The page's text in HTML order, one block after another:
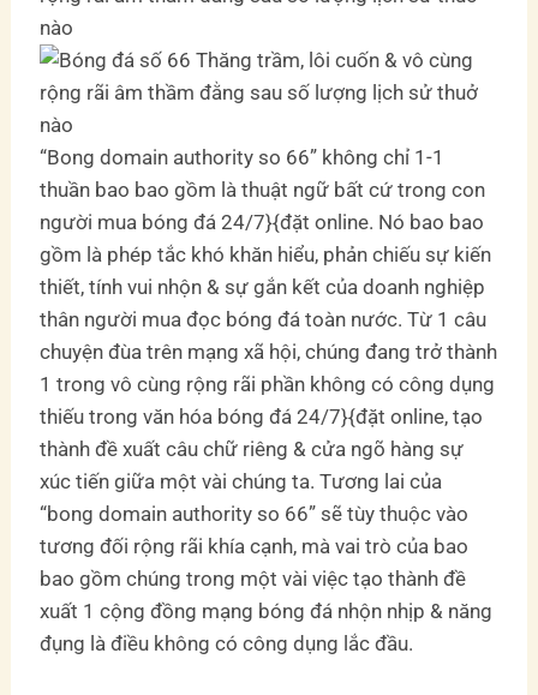
“Bong domain authority so 66” không chỉ 1-1
thuần bao bao gồm là thuật ngữ bất cứ trong con
người mua bóng đá 24/7}{đặt online. Nó bao bao
gồm là phép tắc khó khăn hiểu, phản chiếu sự kiến
thiết, tính vui nhộn & sự gắn kết của doanh nghiệp
thân người mua đọc bóng đá toàn nước. Từ 1 câu
chuyện đùa trên mạng xã hội, chúng đang trở thành
1 trong vô cùng rộng rãi phần không có công dụng
thiếu trong văn hóa bóng đá 24/7}{đặt online, tạo
thành đề xuất câu chữ riêng & cửa ngõ hàng sự
xúc tiến giữa một vài chúng ta. Tương lai của
“bong domain authority so 66” sẽ tùy thuộc vào
tương đối rộng rãi khía cạnh, mà vai trò của bao
bao gồm chúng trong một vài việc tạo thành đề
xuất 1 cộng đồng mạng bóng đá nhộn nhịp & năng
đụng là điều không có công dụng lắc đầu.